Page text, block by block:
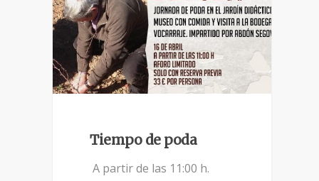
Tiempo de poda
A partir de las 11:00 h.